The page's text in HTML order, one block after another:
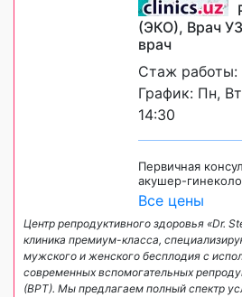
(ЭКО), Врач
врач
Стаж работы:
График: Пн,
14:30
Первичная
акушер-
Все цены
Центр репродуктивного здоровья «Dr.
клиника премиум-класса,
мужского и женского бесплодия с
современных вспомогательных
(ВРТ). Мы предлагаем полный спектр